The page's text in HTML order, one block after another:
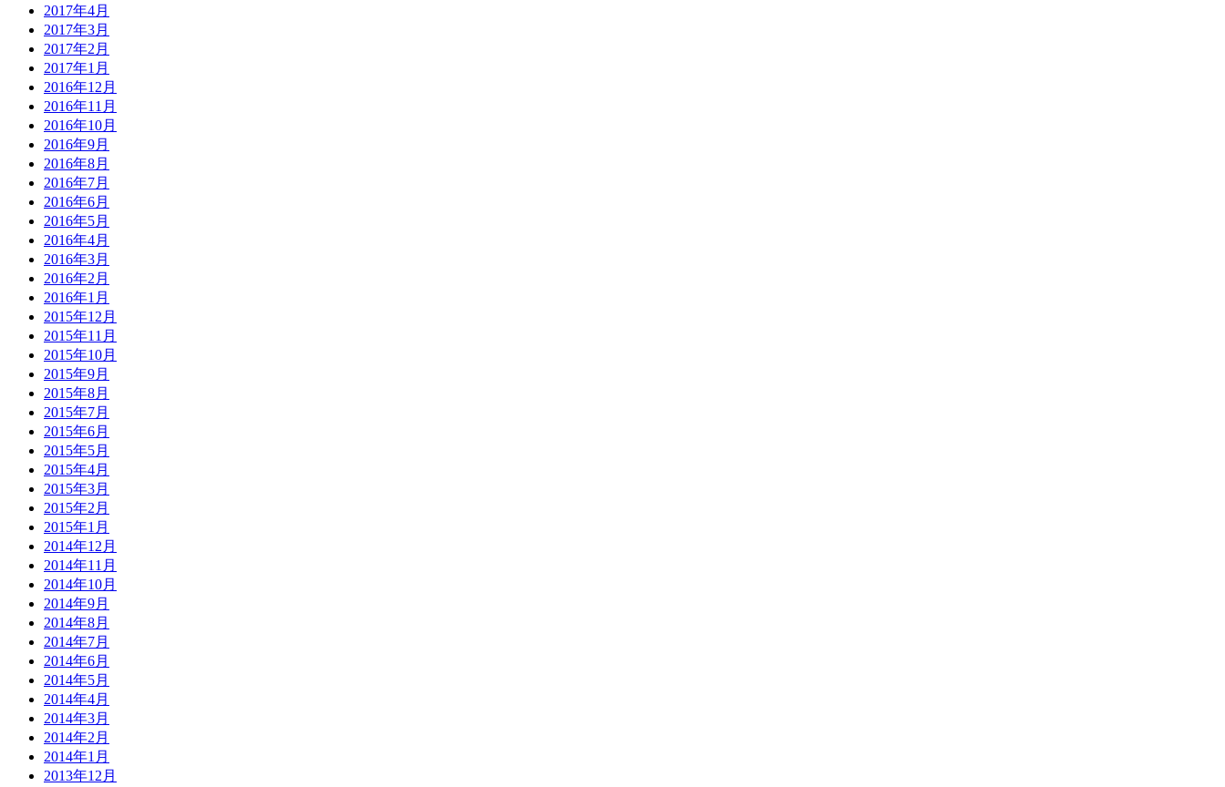
2017年4月
2017年3月
2017年2月
2017年1月
2016年12月
2016年11月
2016年10月
2016年9月
2016年8月
2016年7月
2016年6月
2016年5月
2016年4月
2016年3月
2016年2月
2016年1月
2015年12月
2015年11月
2015年10月
2015年9月
2015年8月
2015年7月
2015年6月
2015年5月
2015年4月
2015年3月
2015年2月
2015年1月
2014年12月
2014年11月
2014年10月
2014年9月
2014年8月
2014年7月
2014年6月
2014年5月
2014年4月
2014年3月
2014年2月
2014年1月
2013年12月